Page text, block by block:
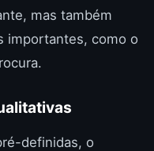
mas também
importantes, como o
definidas, o